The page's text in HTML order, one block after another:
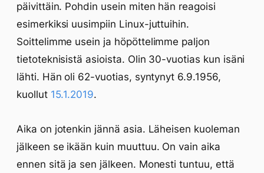
päivittäin. Pohdin usein miten hän reagoisi
esimerkiksi uusimpiin Linux-juttuihin.
Soittelimme usein ja höpöttelimme paljon
tietoteknisistä asioista. Olin 30-vuotias kun isäni
lähti. Hän oli 62-vuotias, syntynyt 6.9.1956,
kuollut 15.1.2019.
Aika on jotenkin jännä asia. Läheisen kuoleman
jälkeen se ikään kuin muuttuu. On vain aika
ennen sitä ja sen jälkeen. Monesti tuntuu, että